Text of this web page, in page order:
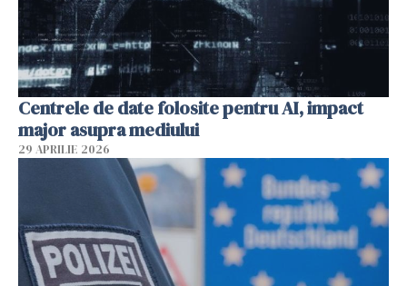
Centrele de date folosite pentru AI, impact
major asupra mediului
29 APRILIE 2026